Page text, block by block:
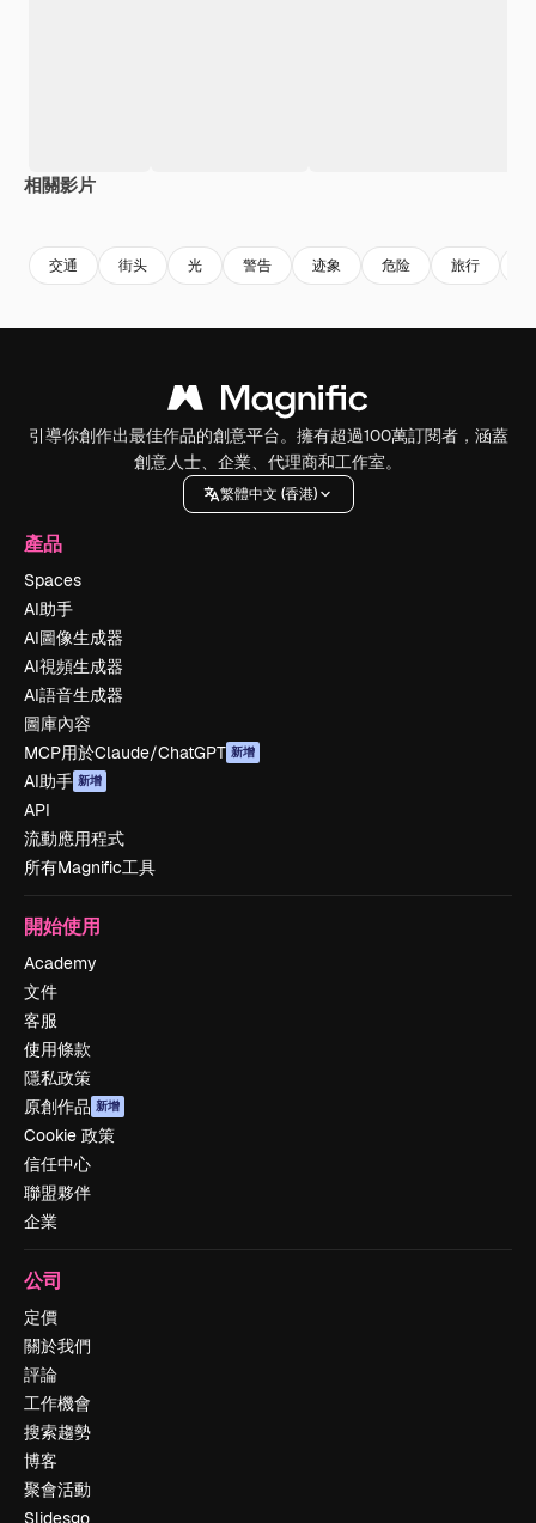
相關影片
交通 街头 光 警告 迹象 危险 旅行
引導你創作出最佳作品的創意平台。擁有超過100萬訂閱者，涵蓋
創意人士、企業、代理商和工作室。
繁體中文 (香港)
產品
Spaces
AI助手
AI圖像生成器
AI視頻生成器
AI語音生成器
圖庫內容
MCP用於Claude/ChatGPT 新增
AI助手 新增
API
流動應用程式
所有Magnific工具
開始使用
Academy
文件
客服
使用條款
隱私政策
原創作品 新增
Cookie 政策
信任中心
聯盟夥伴
企業
公司
定價
關於我們
評論
工作機會
搜索趨勢
博客
聚會活動
Slidesgo